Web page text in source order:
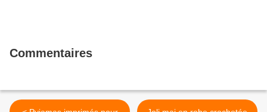
Commentaires